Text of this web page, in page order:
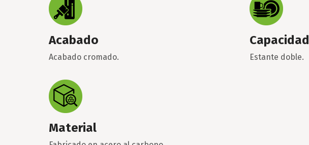
Acabado
Acabado cromado.
Capacidad
Estante doble.
Material